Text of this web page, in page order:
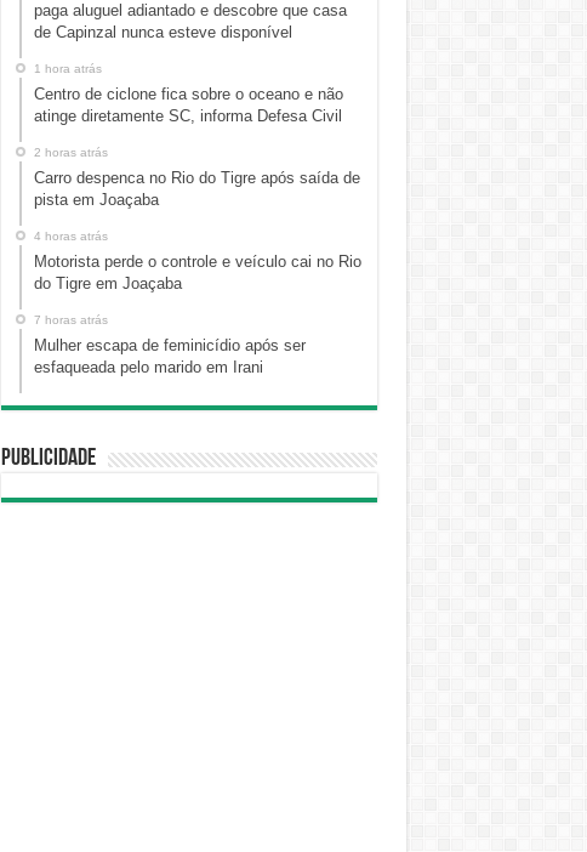
paga aluguel adiantado e descobre que casa
de Capinzal nunca esteve disponível
1 hora atrás
Centro de ciclone fica sobre o oceano e não
atinge diretamente SC, informa Defesa Civil
2 horas atrás
Carro despenca no Rio do Tigre após saída de
pista em Joaçaba
4 horas atrás
Motorista perde o controle e veículo cai no Rio
do Tigre em Joaçaba
7 horas atrás
Mulher escapa de feminicídio após ser
esfaqueada pelo marido em Irani
Publicidade